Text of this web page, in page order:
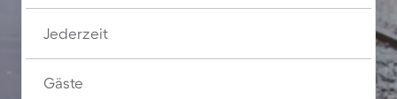
Jederzeit
Gäste